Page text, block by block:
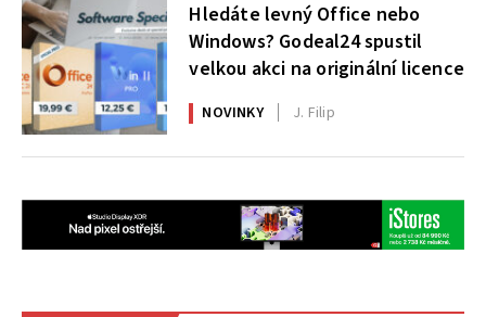
Hledáte levný Office nebo
Windows? Godeal24 spustil
velkou akci na originální licence
NOVINKY J. Filip